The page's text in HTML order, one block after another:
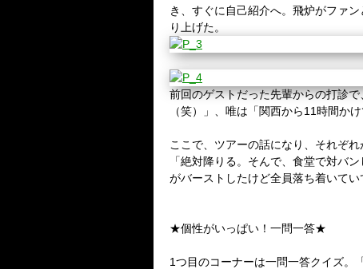
き、すぐに自己紹介へ。飛炉がファ
り上げた。
前回のゲストだった先輩からの打診
（笑）」、唯は「関西から11時間か
ここで、ツアーの話になり、それぞ
「絶対降りる。そんで、食堂で対バ
がバーストしたけど全員落ち着いて
★個性がいっぱい！一問一答★
1つ目のコーナーは一問一答クイズ。